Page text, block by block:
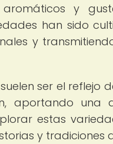
y
han sido
y
ser el
aportando una
estas
y